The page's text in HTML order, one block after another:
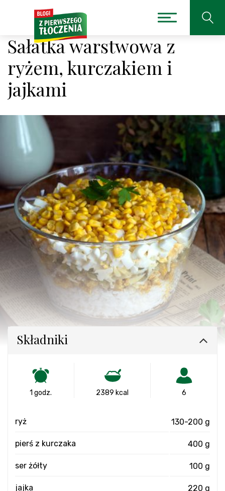
Sałatka warstwowa z
ryżem, kurczakiem i
jajkami
Składniki
1 godz. 2389 kcal 6
ryż 130-200 g
pierś z kurczaka 400 g
ser żółty 100 g
jajka 220 g